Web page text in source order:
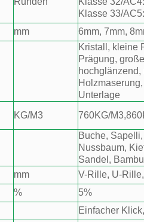
Klasse 33/
mm 6mm, 7mm,
Kristall, kleine
Prägung,
hochglänzend,
Unterlage
KG/M3 760KG/
Buche,
Nussbaum,
Sandel,
mm
V-Rille, U-
%
5%
Einfacher